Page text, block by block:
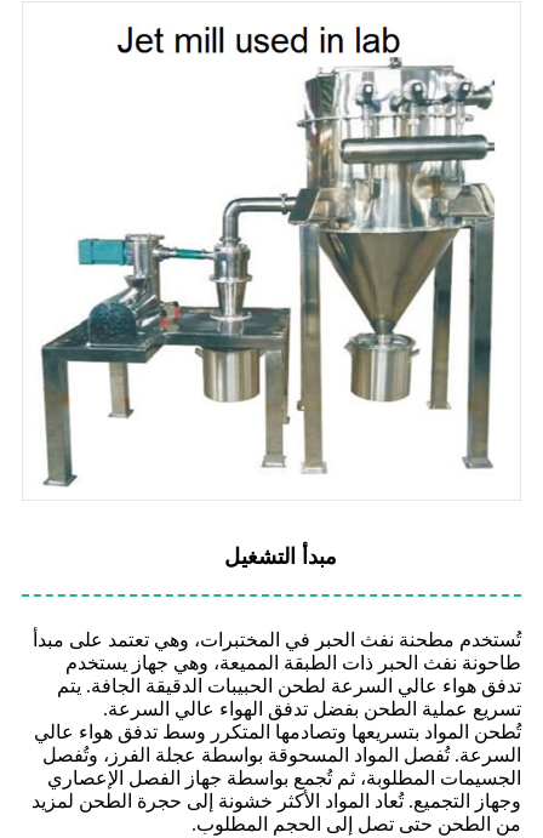
مبدأ التشغيل
تُستخدم مطحنة نفث الحبر في المختبرات، وهي تعتمد على مبدأ
طاحونة نفث الحبر ذات الطبقة المميعة، وهي جهاز يستخدم
تدفق هواء عالي السرعة لطحن الحبيبات الدقيقة الجافة. يتم
تسريع عملية الطحن بفضل تدفق الهواء عالي السرعة.
تُطحن المواد بتسريعها وتصادمها المتكرر وسط تدفق هواء عالي
السرعة. تُفصل المواد المسحوقة بواسطة عجلة الفرز، وتُفصل
الجسيمات المطلوبة، ثم تُجمع بواسطة جهاز الفصل الإعصاري
وجهاز التجميع. تُعاد المواد الأكثر خشونة إلى حجرة الطحن لمزيد
من الطحن حتى تصل إلى الحجم المطلوب.